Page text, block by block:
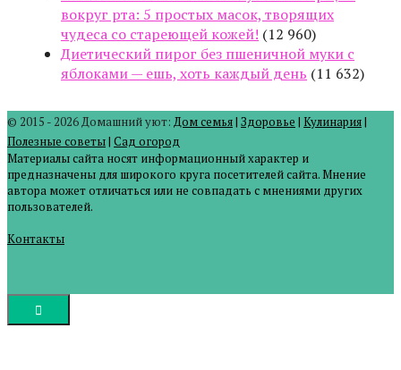
вокруг рта: 5 простых масок, творящих
чудеса со стареющей кожей! (12 960)
Диетический пирог без пшеничной муки с
яблоками — ешь, хоть каждый день (11 632)
© 2015 - 2026 Домашний уют: Дом семья| Здоровье | Кулинария|
Полезные советы| Сад огород
Материалы сайта носят информационный характер и
предназначены для широкого круга посетителей сайта. Мнение
автора может отличаться или не совпадать с мнениями других
пользователей.
Контакты